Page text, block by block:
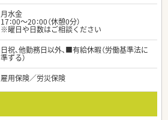
月水金
17：00～20：00（休憩0分）
※曜日や日数はご相談ください
日祝、他勤務日以外、■有給休暇（労働基準法に
準ずる）
雇用保険／労災保険